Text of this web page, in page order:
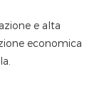
e alta
economica